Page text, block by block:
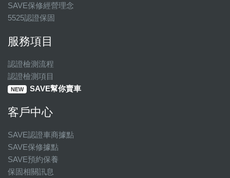
SAVE保修經營理念
5525認證保固
服務項目
認證檢測流程
認證檢測項目
NEW SAVE幫你賣車
客戶中心
SAVE認證車商據點
SAVE保修據點
SAVE預約保養
保固相關訊息